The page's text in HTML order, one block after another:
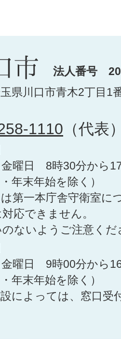
法人番号
県川口市青木2丁目1
1110 （代表
金曜日 8時30分から
年末年始を除く）
第一本庁舎守衛室に
応できません。
ないようご注意くだ
金曜日 9時00分から
年末年始を除く）
によっては、窓口受